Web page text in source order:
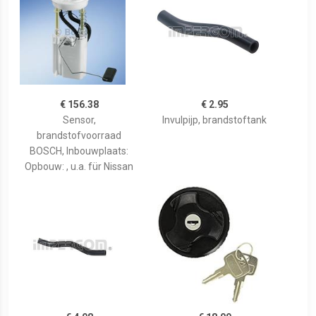
€ 156.38
Sensor,
brandstofvoorraad
BOSCH, Inbouwplaats:
Opbouw: , u.a. für Nissan
€ 2.95
Invulpijp, brandstoftank